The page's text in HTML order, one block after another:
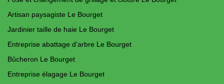
Artisan paysagiste Le Bourget
Jardinier taille de haie Le Bourget
Entreprise abattage d'arbre Le Bourget
Bûcheron Le Bourget
Entreprise élagage Le Bourget